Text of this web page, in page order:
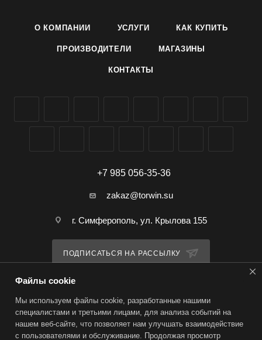
О КОМПАНИИ УСЛУГИ КАК КУПИТЬ
ПРОИЗВОДИТЕЛИ МАГАЗИНЫ
КОНТАКТЫ
+7 985 056-35-36
zakaz@torwin.su
г. Симферополь, ул. Крылова 155
ПОДПИСАТЬСЯ НА РАССЫЛКУ
2026 © TorWin – интернет-магазин
Файлы cookie
Мы используем файлы cookie, разработанные нашими
специалистами и третьими лицами, для анализа событий на
нашем веб-сайте, что позволяет нам улучшать взаимодействие
с пользователями и обслуживание. Продолжая просмотр